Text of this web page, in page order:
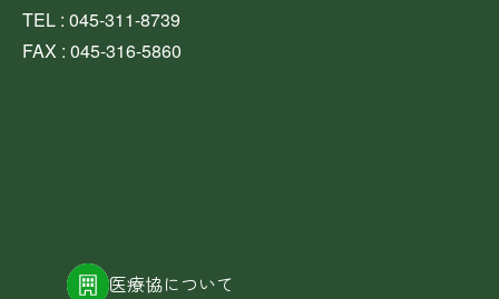
TEL : 045-311-8739
FAX : 045-316-5860
医療協について